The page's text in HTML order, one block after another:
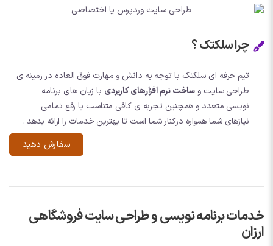
چرا سلکتک ؟
تیم حرفه ای سلکتک با توجه به دانش و مهارت فوق العاده در زمینه ی
طراحی سایت و ساخت نرم افزارهای کاربردی با زبان های برنامه
نویسی متعدد و همچنین تجربه ی کافی متناسب با رفع تمامی
نیازهای شما همواره درکنار شما است تا بهترین خدمات را ارائه بدهد .
سفارش دهید
خدمات برنامه نویسی و طراحی سایت فروشگاهی
ارزان